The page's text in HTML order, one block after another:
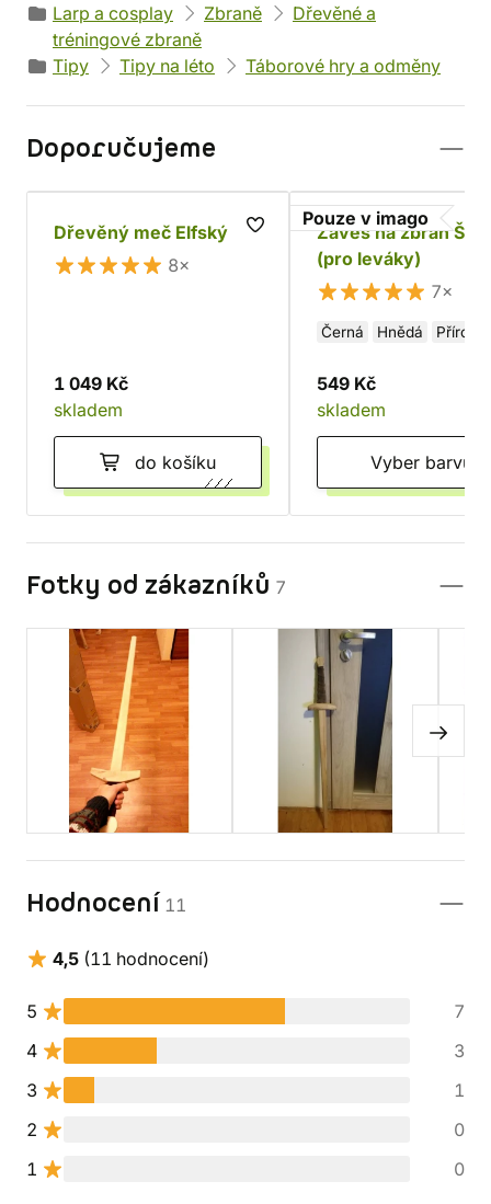
Larp a cosplay
Zbraně
Dřevěné a
tréningové zbraně
Tipy
Tipy na léto Táborové hry a odměny
Doporučujeme
Dřevěný meč Elfský
8×
1 049 Kč
skladem
do košíku
Pouze v imago
Závěs na zbraň
(pro leváky)
7×
Černá Hnědá Přírodní
549 Kč
skladem
Vyber barvu
Fotky od zákazníků 7
Hodnocení 11
4,5 (11 hodnocení)
5
7
4
3
3
1
2
0
1
0